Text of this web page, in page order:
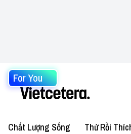
For You
Chất Lượng Sống Thử Rồi